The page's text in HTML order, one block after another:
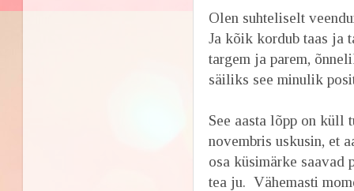
Olen suhteliselt
Ja kõik kordub taas ja
targem ja parem,
säiliks see minulik
See aasta lõpp on küll
novembris uskusin, et
osa küsimärke saavad
tea ju. Vähemasti